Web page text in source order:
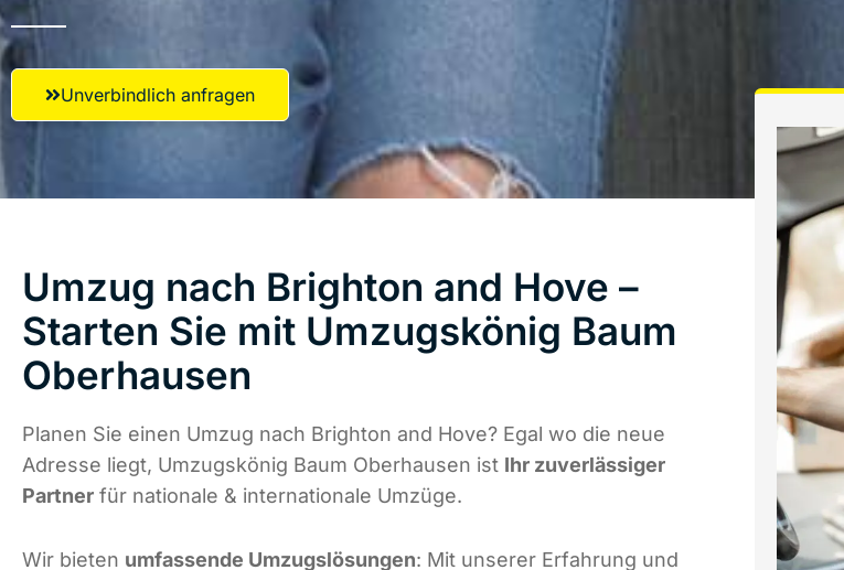
Unverbindlich anfragen
Umzug nach Brighton and Hove –
Starten Sie mit Umzugskönig Baum
Oberhausen
Planen Sie einen Umzug nach Brighton and Hove? Egal wo die neue
Adresse liegt, Umzugskönig Baum Oberhausen ist Ihr zuverlässiger
Partner für nationale & internationale Umzüge.
Wir bieten umfassende Umzugslösungen: Mit unserer Erfahrung und